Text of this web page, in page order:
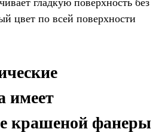
цвет по всей поверхности
имеет
крашеной фанеры